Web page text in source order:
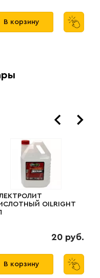
В корзину
OILRIGHT
20 руб.
В корзину